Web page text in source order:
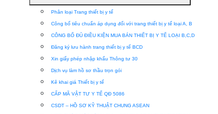
Phân loại Trang thiết bị y tế
Công bố tiêu chuẩn áp dụng đối với trang thiết bị y tế loại A, B
CÔNG BỐ ĐỦ ĐIỀU KIỆN MUA BÁN THIẾT BỊ Y TẾ LOẠI B,C,D
Đăng ký lưu hành trang thiết bị y tế BCD
Xin giấy phép nhập khẩu Thông tư 30
Dịch vụ làm hồ sơ thầu trọn gói
Kê khai giá Thiết bị y tế
CẤP MÃ VẬT TƯ Y TẾ QĐ 5086
CSDT – HỒ SƠ KỸ THUẬT CHUNG ASEAN